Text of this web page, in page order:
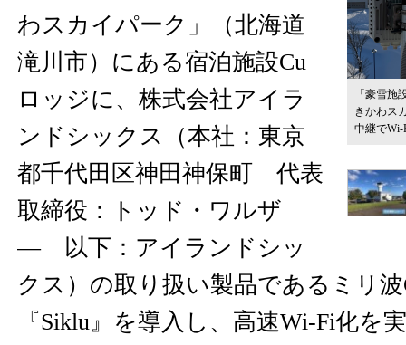
「豪雪施
きかわス
中継でWi-
わスカイパーク」（北海道
滝川市）にある宿泊施設Cu
ロッジに、株式会社アイラ
ンドシックス（本社：東京
都千代田区神田神保町 代表
取締役：トッド・ワルザ
― 以下：アイランドシッ
クス）の取り扱い製品であるミリ
『Siklu』を導入し、高速Wi-Fi化を